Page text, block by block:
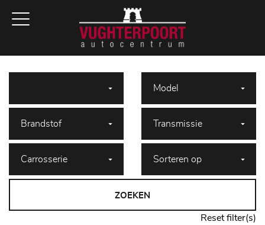
ZOEKEN
Reset filter(s)